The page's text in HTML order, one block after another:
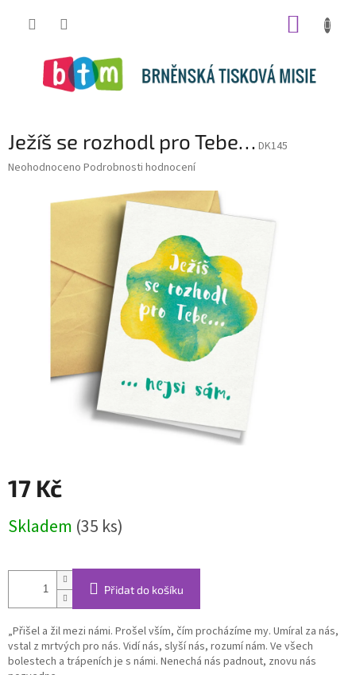
Ježíš se rozhodl pro Tebe… DK145
Průměrné
Neohodnoceno Podrobnosti hodnocení
17 Kč
cena:
Skladem (35 ks)
Přidat do košíku
„Přišel a žil mezi námi. Prošel vším, čím procházíme my. Umíral za nás,
vstal z mrtvých pro nás. Vidí nás, slyší nás, rozumí nám. Ve všech
bolestech a trápeních je s námi. Nenechá nás padnout, znovu nás